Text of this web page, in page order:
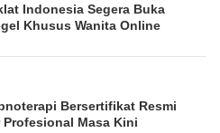
Indonesia Segera Buka
Khusus Wanita Online
Bersertifikat Resmi
Masa Kini